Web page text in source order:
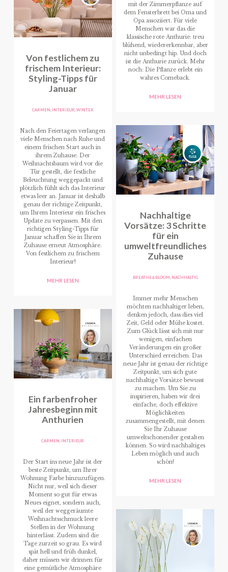
Von festlichem zu
frischem Interieur:
Styling-Tipps für
Januar
CARMEN INTERIEUR WINTER
Nach den Feiertagen verlangen
viele Menschen nach Ruhe und
einem frischen Start auch in
ihrem Zuhause. Der
Weihnachtsbaum wird vor die
Tür gestellt, die festliche
Beleuchtung weggepackt und
plötzlich fühlt sich das Interieur
etwas leer an. Januar ist deshalb
genau der richtige Zeitpunkt,
um Ihrem Interieur ein frisches
Update zu verpassen. Mit den
richtigen Styling-Tipps für
Januar schaffen Sie in Ihrem
Zuhause erneut Atmosphäre.
Von festlichem zu frischem
Interieur!
MEHR LESEN
Ein farbenfroher
Jahresbeginn mit
Anthurien
CARMEN INTERIEUR
Der Start ins neue Jahr ist der
beste Zeitpunkt, um Ihrer
Wohnung Farbe hinzuzufügen.
Nicht nur, weil sich dieser
Moment so gut für etwas
Neues eignet, sondern auch,
weil der weggeräumte
Weihnachtsschmuck leere
Stellen in der Wohnung
hinterlässt. Zudem sind die
Tage zurzeit so grau. Es wird
spät hell und früh dunkel,
daher müssen wir drinnen für
eine gemütliche Atmosphäre
mit der Zimmerpflanze auf
dem Fensterbrett bei Oma und
Opa assoziiert. Für viele
Menschen war das die
klassische rote Anthurie: treu
blühend, wiedererkennbar, aber
nicht unbedingt hip. Und doch
ist die Anthurie zurück. Mehr
noch: Die Pflanze erlebt ein
wahres Comeback.
MEHR LESEN
Nachhaltige
Vorsätze: 3 Schritte
für ein
umweltfreundliches
Zuhause
BREATHE & BLOOM NACHHALTIG
Immer mehr Menschen
möchten nachhaltiger leben,
denken jedoch, dass dies viel
Zeit, Geld oder Mühe kostet.
Zum Glück lässt sich mit nur
wenigen, einfachen
Veränderungen ein großer
Unterschied erreichen. Das
neue Jahr ist genau der richtige
Zeitpunkt, um sich gute
nachhaltige Vorsätze bewusst
zu machen. Um Sie zu
inspirieren, haben wir drei
einfache, doch effektive
Möglichkeiten
zusammengestellt, mit denen
Sie Ihr Zuhause
umweltschonender gestalten
können. So wird nachhaltiges
Leben möglich und auch
schön!
MEHR LESEN